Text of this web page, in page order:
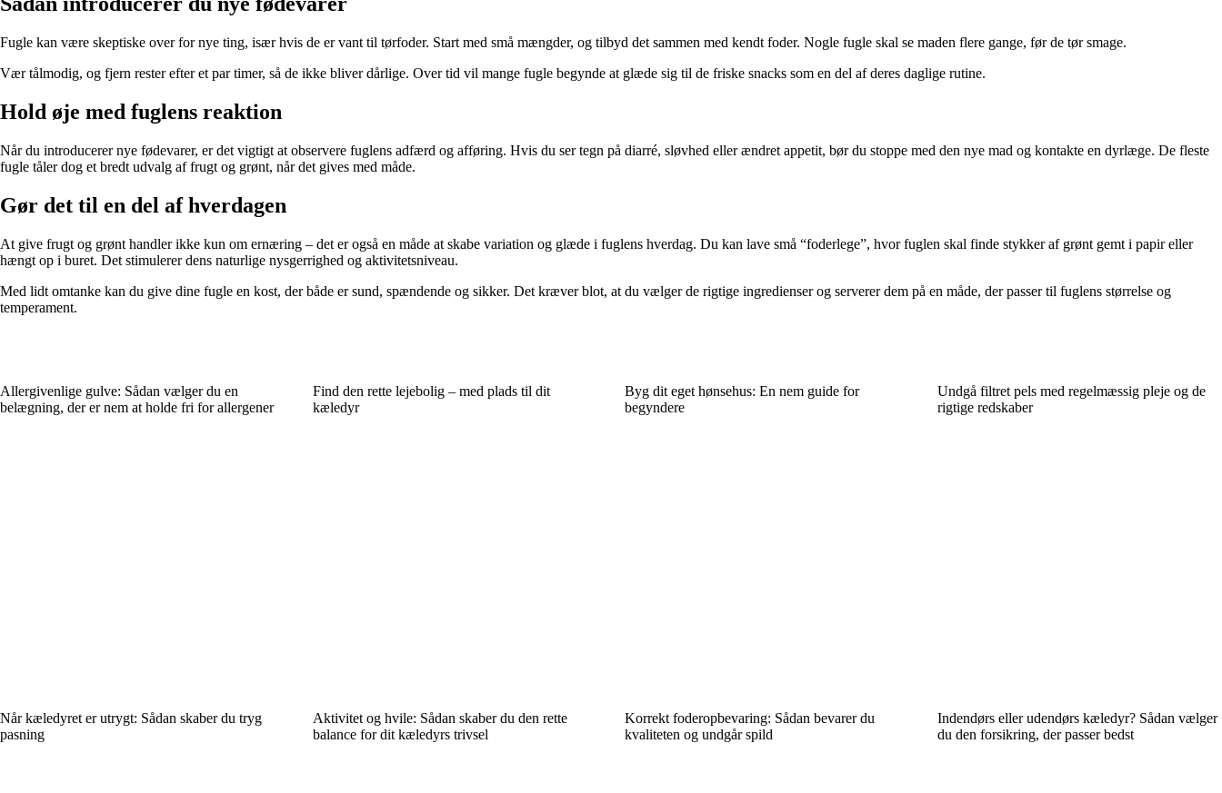
Fugle kan være skeptiske over for nye ting, især hvis de er vant til tørfoder. Start med små mængder, og tilbyd det sammen med kendt foder. Nogle fugle skal se maden flere gange, før de tør smage.
Vær tålmodig, og fjern rester efter et par timer, så de ikke bliver dårlige. Over tid vil mange fugle begynde at glæde sig til de friske snacks som en del af deres daglige rutine.
Hold øje med fuglens reaktion
Når du introducerer nye fødevarer, er det vigtigt at observere fuglens adfærd og afføring. Hvis du ser tegn på diarré, sløvhed eller ændret appetit, bør du stoppe med den nye mad og kontakte en dyrlæge. De fleste
fugle tåler dog et bredt udvalg af frugt og grønt, når det gives med måde.
Gør det til en del af hverdagen
At give frugt og grønt handler ikke kun om ernæring – det er også en måde at skabe variation og glæde i fuglens hverdag. Du kan lave små “foderlege”, hvor fuglen skal finde stykker af grønt gemt i papir eller
hængt op i buret. Det stimulerer dens naturlige nysgerrighed og aktivitetsniveau.
Med lidt omtanke kan du give dine fugle en kost, der både er sund, spændende og sikker. Det kræver blot, at du vælger de rigtige ingredienser og serverer dem på en måde, der passer til fuglens størrelse og
temperament.
Allergivenlige gulve: Sådan vælger du en
belægning, der er nem at holde fri for allergener
Find den rette lejebolig – med plads til dit
kæledyr
Byg dit eget hønsehus: En nem guide for
begyndere
Undgå filtret pels med regelmæssig pleje og de
rigtige redskaber
Når kæledyret er utrygt: Sådan skaber du tryg
pasning
Aktivitet og hvile: Sådan skaber du den rette
balance for dit kæledyrs trivsel
Korrekt foderopbevaring: Sådan bevarer du
kvaliteten og undgår spild
Indendørs eller udendørs kæledyr? Sådan vælger
du den forsikring, der passer bedst